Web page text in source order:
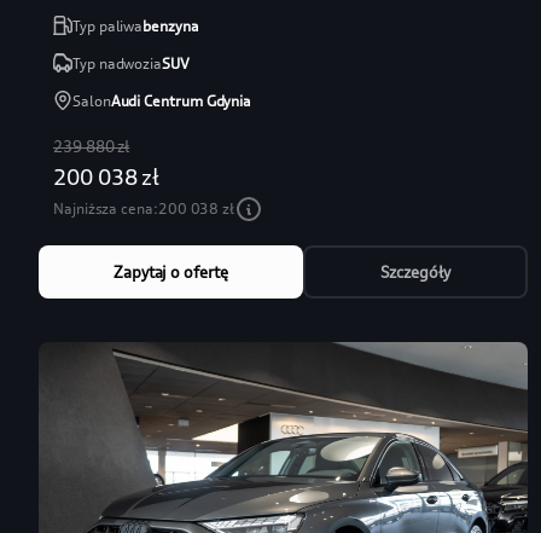
Typ paliwabenzyna
Typ nadwoziaSUV
SalonAudi Centrum Gdynia
239 880 zł
200 038 zł
Najniższa cena:200 038 zł
Zapytaj o ofertę Szczegóły